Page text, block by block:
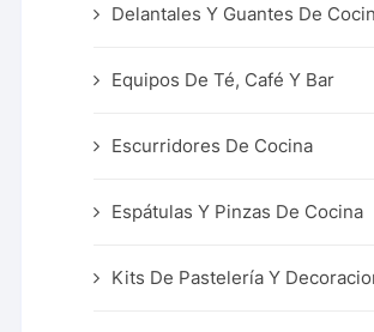
Delantales Y Guantes De
Equipos De Té, Café Y Bar
Escurridores De Cocina
Espátulas Y Pinzas De Cocina
Kits De Pastelería Y